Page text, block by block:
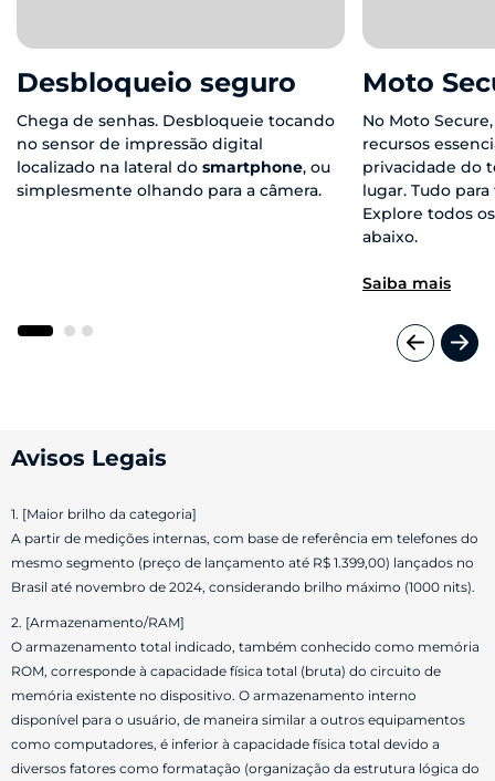
Desbloqueio seguro
Chega de senhas. Desbloqueie tocando
no sensor de impressão digital
localizado na lateral do smartphone, ou
simplesmente olhando para a câmera.
Moto
No Moto
recursos
privacidade do
lugar. Tudo
Explore todos
abaixo.
Saiba mais
Avisos Legais
1. [Maior brilho da categoria]
A partir de medições internas, com base de referência em telefones do
mesmo segmento (preço de lançamento até R$ 1.399,00) lançados no
Brasil até novembro de 2024, considerando brilho máximo (1000 nits).
2. [Armazenamento/RAM]
O armazenamento total indicado, também conhecido como memória
ROM, corresponde à capacidade física total (bruta) do circuito de
memória existente no dispositivo. O armazenamento interno
disponível para o usuário, de maneira similar a outros equipamentos
como computadores, é inferior à capacidade física total devido a
diversos fatores como formatação (organização da estrutura lógica do